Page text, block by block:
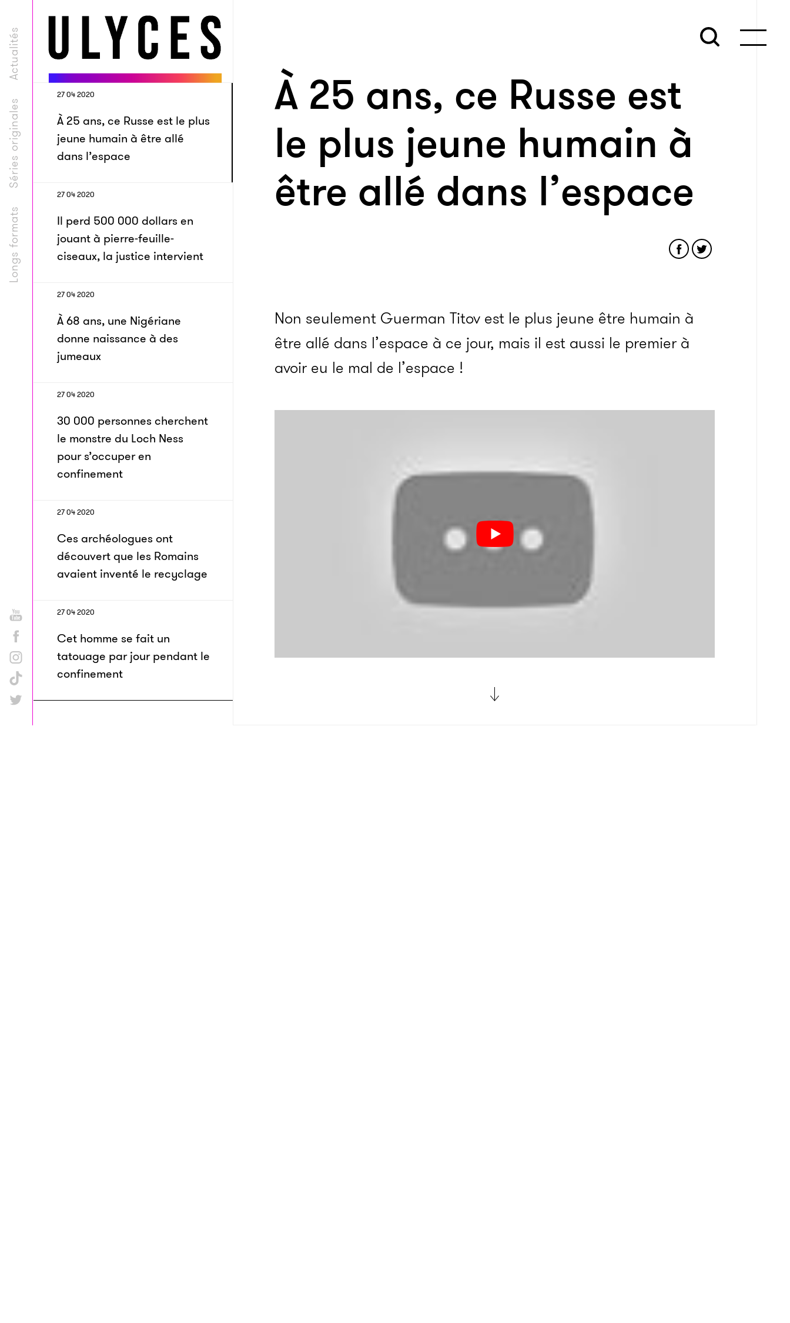
Longs formats
Séries originales
Actualités
27 04 2020
À 25 ans, ce Russe est le plus
jeune humain à être allé
dans l’espace
27 04 2020
Il perd 500 000 dollars en
jouant à pierre-feuille-
ciseaux, la justice intervient
27 04 2020
À 68 ans, une Nigériane
donne naissance à des
jumeaux
27 04 2020
30 000 personnes cherchent
le monstre du Loch Ness
pour s’occuper en
confinement
27 04 2020
Ces archéologues ont
découvert que les Romains
avaient inventé le recyclage
27 04 2020
Cet homme se fait un
tatouage par jour pendant le
confinement
À 25 ans, ce Russe est
le plus jeune humain à
être allé dans l’espace
Non seulement Guerman Titov est le plus jeune être humain à
être allé dans l’espace à ce jour, mais il est aussi le premier à
avoir eu le mal de l’espace !